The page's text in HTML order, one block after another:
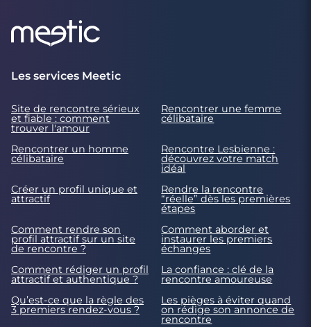
Les services Meetic
Site de rencontre sérieux
et fiable : comment
trouver l'amour
Rencontrer une femme
célibataire
Rencontrer un homme
célibataire
Rencontre Lesbienne :
découvrez votre match
idéal
Créer un profil unique et
attractif
Rendre la rencontre
“réelle” dès les premières
étapes
Comment rendre son
profil attractif sur un site
de rencontre ?
Comment aborder et
instaurer les premiers
échanges
Comment rédiger un profil
attractif et authentique ?
La confiance : clé de la
rencontre amoureuse
Qu’est-ce que la règle des
3 premiers rendez-vous ?
Les pièges à éviter quand
on rédige son annonce de
rencontre